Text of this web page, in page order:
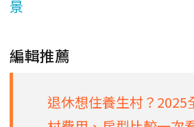
景
編輯推薦
退休想住養生村？2025